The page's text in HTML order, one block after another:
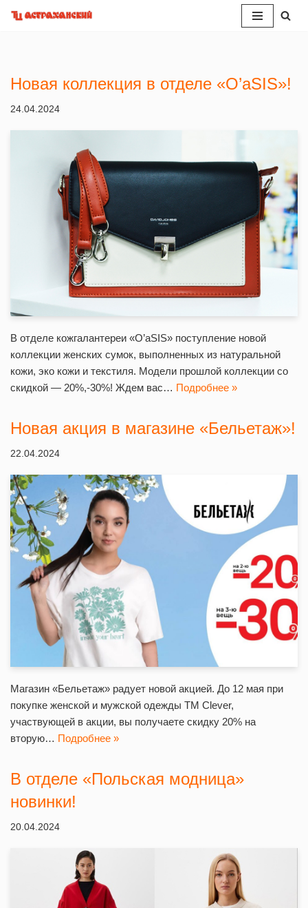
Новая коллекция в отделе «O’aSIS»!
24.04.2024
В отделе кожгалантереи «O’aSIS» поступление новой
коллекции женских сумок, выполненных из натуральной
кожи, эко кожи и текстиля. Модели прошлой коллекции со
скидкой — 20%,-30%! Ждем вас… Подробнее »
Новая акция в магазине «Бельетаж»!
22.04.2024
Магазин «Бельетаж» радует новой акцией. До 12 мая при
покупке женской и мужской одежды ТМ Clever,
участвующей в акции, вы получаете скидку 20% на
вторую… Подробнее »
В отделе «Польская модница»
новинки!
20.04.2024